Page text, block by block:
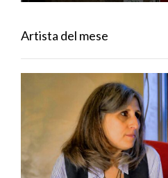
Artista del mese